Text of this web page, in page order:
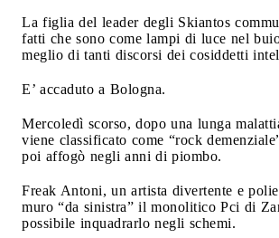
La figlia del leader degli Skiantos
fatti che sono come lampi di luce nel
meglio di tanti discorsi dei cosiddetti
E’ accaduto a Bologna.
Mercoledì scorso, dopo una lunga
viene classificato come “rock
poi affogò negli anni di piombo.
Freak Antoni, un artista divertente e
muro “da sinistra” il monolitico Pci di
possibile inquadrarlo negli schemi.